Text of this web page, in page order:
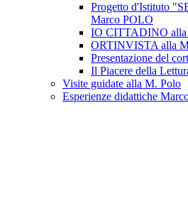
Progetto d'Istituto
Marco POLO
IO CITTADINO alla
ORTINVISTA alla
Presentazione del
Il Piacere della
Visite guidate alla M. Polo
Esperienze didattiche